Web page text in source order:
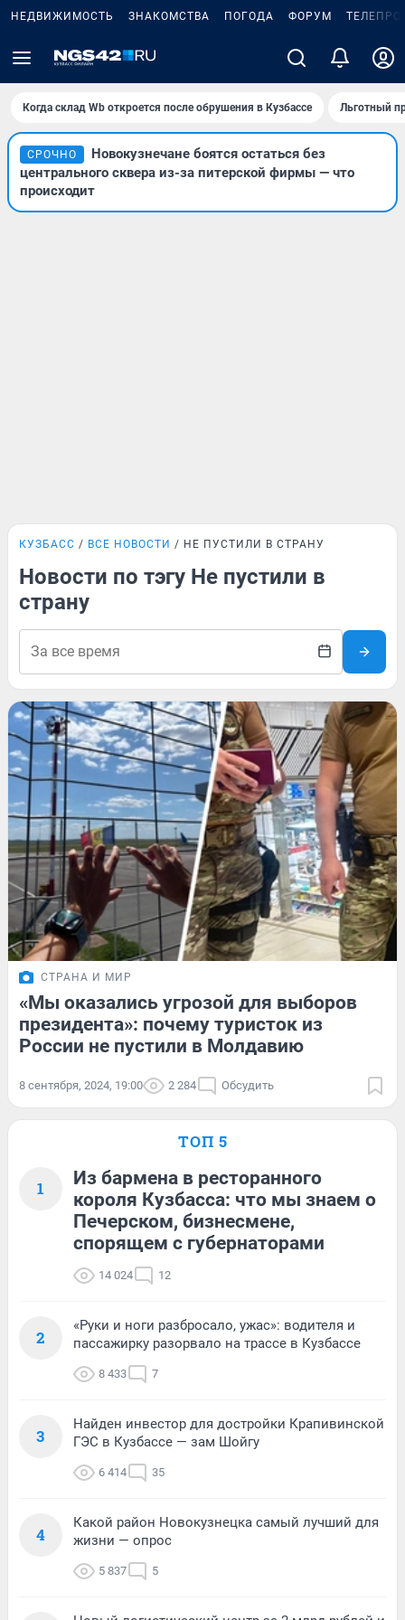
НЕДВИЖИМОСТЬ ЗНАКОМСТВА ПОГОДА ФОРУМ
Когда склад Wb откроется после обрушения в Кузбассе Льготный
СРОЧНО
Новокузнечане боятся остаться без
центрального сквера из-за питерской фирмы — что
происходит
КУЗБАСС ВСЕ НОВОСТИ НЕ ПУСТИЛИ В СТРАНУ
Новости по тэгу Не пустили в
страну
СТРАНА И МИР
«Мы оказались угрозой для выборов
президента»: почему туристок из
России не пустили в Молдавию
8 сентября, 2024, 19:00 2 284 Обсудить
ТОП 5
1
Из бармена в ресторанного
короля Кузбасса: что мы знаем о
Печерском, бизнесмене,
спорящем с губернаторами
14 024 12
2
«Руки и ноги разбросало, ужас»: водителя и
пассажирку разорвало на трассе в Кузбассе
8 433 7
3
Найден инвестор для достройки Крапивинской
ГЭС в Кузбассе — зам Шойгу
6 414 35
4
Какой район Новокузнецка самый лучший для
жизни — опрос
5 837 5